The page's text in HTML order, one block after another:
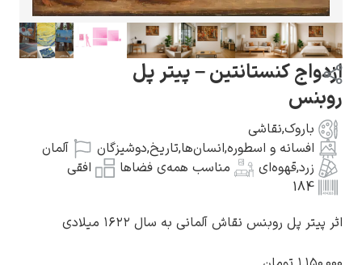
گوستاو کلیمت
ادوارد مونک
– پیتر پل
نقاشی
و اسطوره,انسان‌ها,تاریخ,دوشیزگان
آلمان
مناسب همه‌ی فضاها افقی
نقاش آلمانی به سال ۱۶۲۲ میلادی